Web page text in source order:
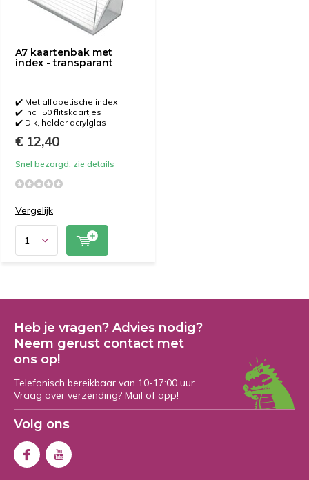
A7 kaartenbak met
index - transparant
✔️ Met alfabetische index
✔️ Incl. 50 flitskaartjes
✔️ Dik, helder acrylglas
€ 12,40
Snel bezorgd, zie details
Vergelijk
Heb je vragen? Advies nodig?
Neem gerust contact met
ons op!
Telefonisch bereikbaar van 10-17:00 uur.
Vraag over verzending? Mail of app!
Volg ons